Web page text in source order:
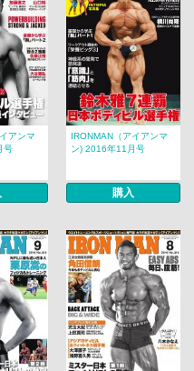
アンマ
号
IRONMAN（アイアンマ
ン) 2016年11月号
購入